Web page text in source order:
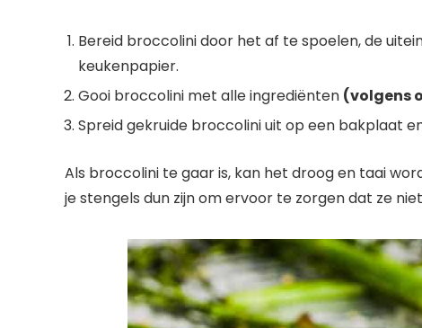
Bereid broccolini door het af te spoelen, de
keukenpapier.
Gooi broccolini met alle ingrediënten (volgens
Spreid gekruide broccolini uit op een bakplaat
Als broccolini te gaar is, kan het droog en taai
je stengels dun zijn om ervoor te zorgen dat ze